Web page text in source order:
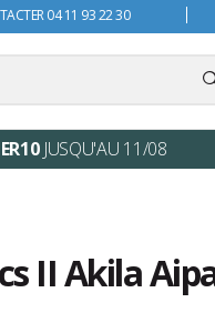
04 11 93 22 30
JUSQU'AU 11/08
II Akila